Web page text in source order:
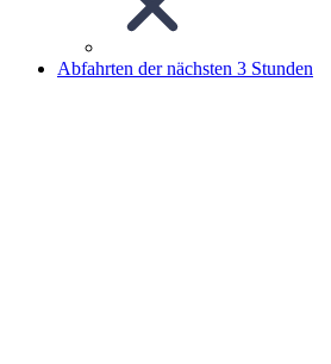
Abfahrten der nächsten 3 Stunden